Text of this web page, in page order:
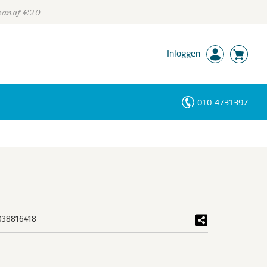
€20
Inloggen
010-4731397
Personen